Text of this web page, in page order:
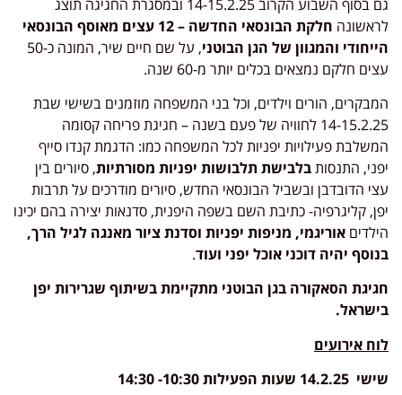
גם בסוף השבוע הקרוב 14-15.2.25 ובמסגרת החגיגה תוצג
לראשונה
חלקת הבונסאי החדשה – 12 עצים מאוסף הבונסאי
הייחודי והמגוון של הגן הבוטני
, על שם חיים שיר, המונה כ-50
עצים חלקם נמצאים בכלים יותר מ-60 שנה.
המבקרים, הורים וילדים, וכל בני המשפחה מוזמנים בשישי שבת
14-15.2.25 לחוויה של פעם בשנה – חגיגת פריחה קסומה
המשלבת פעילויות יפניות לכל המשפחה כמו: הדגמת קנדו סייף
יפני, התנסותבלבישת תלבושות יפניות מסורתיות, סיורים בין
עצי הדובדבן ובשביל הבונסאי החדש, סיורים מודרכים על תרבות
יפן, קליגרפיה- כתיבת השם בשפה היפנית, סדנאות יצירה בהם יכינו
הילדים אוריגמי, מניפות יפניות וסדנת ציור מאנגה לגיל הרך,
בנוסף יהיה דוכני אוכל יפני ועוד.
חגיגת הסאקורה בגן הבוטני מתקיימת בשיתוף שגרירות יפן
בישראל.
לוח אירועים
שישי 14.2.25 שעות הפעילות 10:30- 14:30